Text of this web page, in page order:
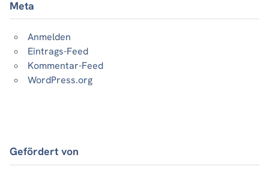
Meta
Anmelden
Eintrags-Feed
Kommentar-Feed
WordPress.org
Gefördert von